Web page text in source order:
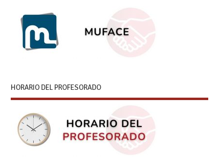
HORARIO DEL PROFESORADO